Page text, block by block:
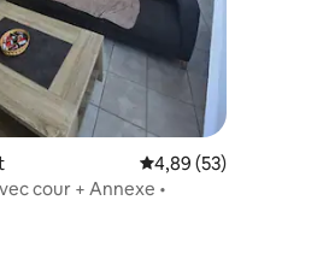
de 138 commentaires : 4,96 sur 5
Évaluation moyenne
4,89 (53)
cour + Annexe •